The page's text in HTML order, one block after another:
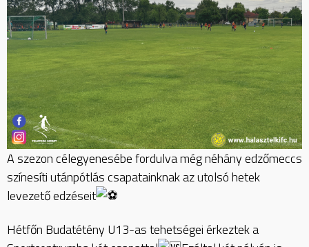
A szezon célegyenesébe fordulva még néhány edzőmeccs
színesíti utánpótlás csapatainknak az utolsó hetek
levezető edzéseit
Hétfőn Budatétény U13-as tehetségei érkeztek a